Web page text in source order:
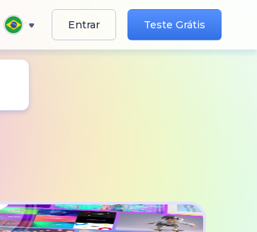
Entrar Teste Grátis